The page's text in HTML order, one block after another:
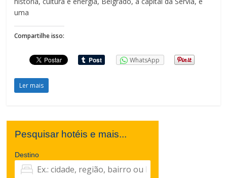
uma
Compartilhe isso:
WhatsApp
Ler mais
Pesquisar hotéis e mais...
Destino